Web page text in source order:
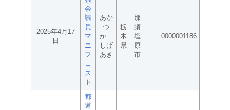
2025年4月17
日
会
議
員
マ
ニ
フ
ェ
ス
ト
あか
つ
か
しげ
あき
栃
木
県
那
須
塩
原
市
0000001186
都
道